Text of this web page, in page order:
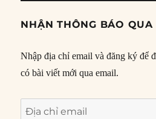
NHẬN THÔNG BÁO QUA
Nhập địa chỉ email và đăng ký để
có bài viết mới qua email.
Địa